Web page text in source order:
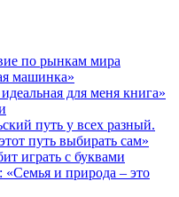
по рынкам мира
машинка»
для меня книга»
путь у всех разный.
путь выбирать сам»
играть с буквами
и природа – это